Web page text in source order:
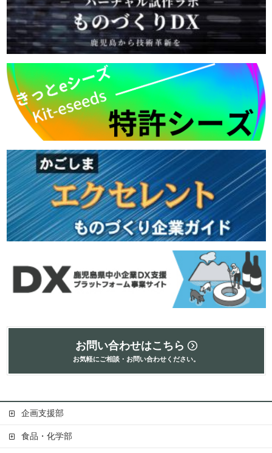
お問い合わせはこちら
お気軽にご相談・お問い合わせください。
企画支援部
食品・化学部